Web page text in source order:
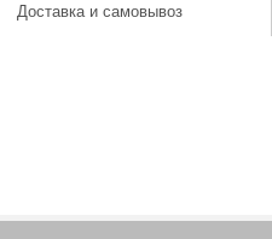
Доставка и самовывоз